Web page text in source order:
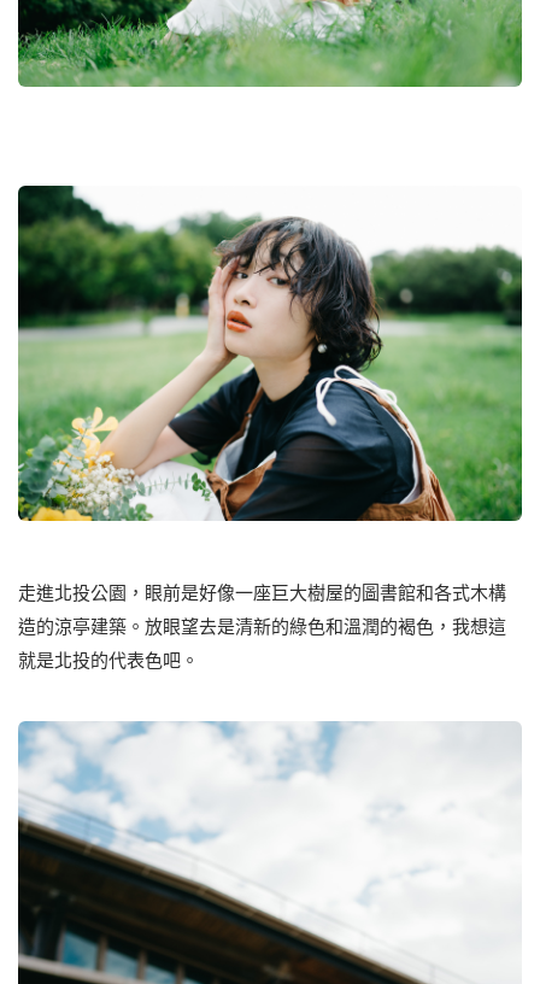
⾛進北投公園，眼前是好像⼀座巨⼤樹屋的圖書館和各式⽊構
造的涼亭建築。放眼望去是清新的綠⾊和溫潤的褐⾊，我想這
就是北投的代表⾊吧。